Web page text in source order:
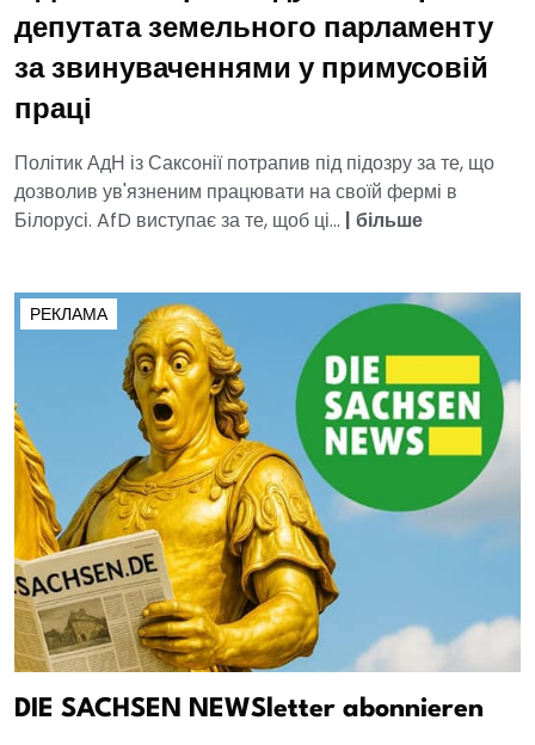
депутата земельного парламенту
за звинуваченнями у примусовій
праці
Політик АдН із Саксонії потрапив під підозру за те, що
дозволив ув'язненим працювати на своїй фермі в
Білорусі. AfD виступає за те, щоб ці... | більше
РЕКЛАМА
DIE SACHSEN NEWSletter abonnieren